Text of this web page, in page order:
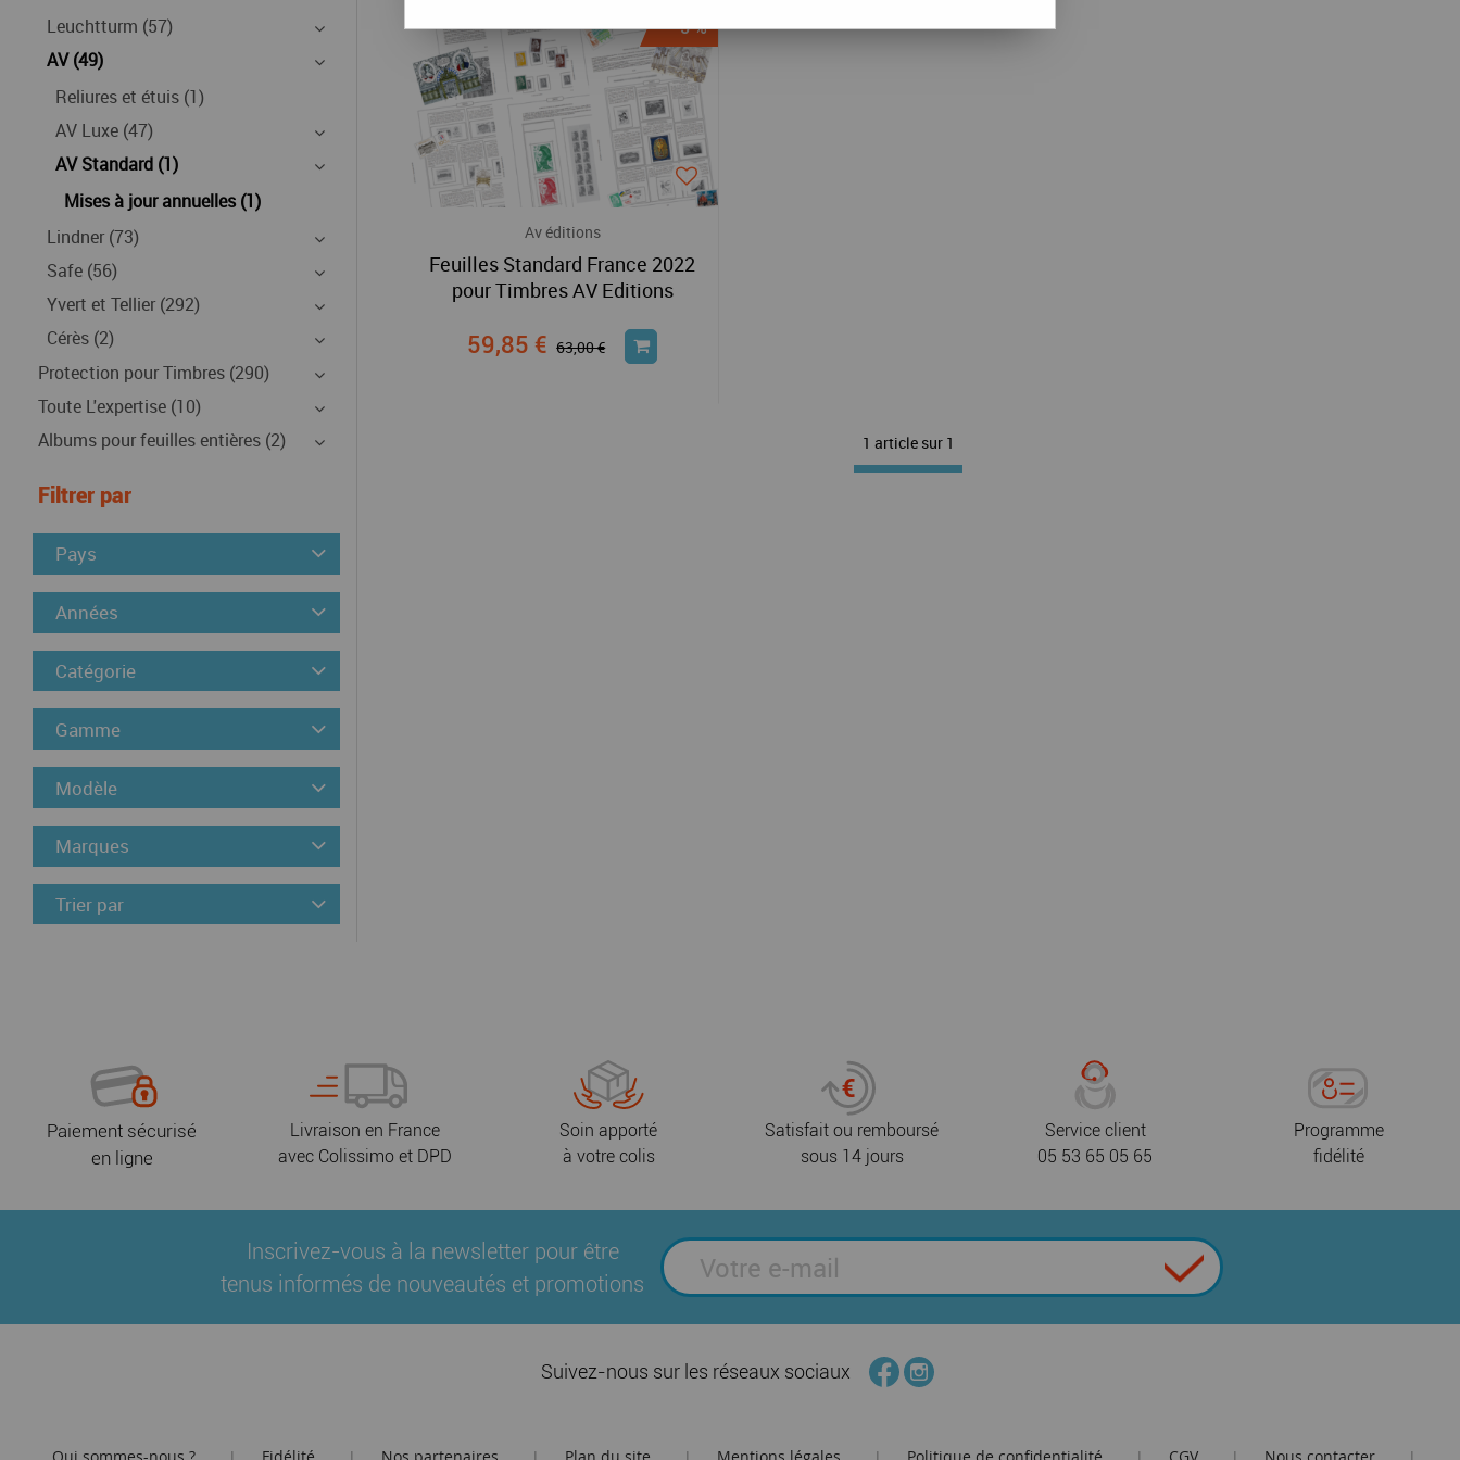
Leuchtturm (57)
AV (49)
Reliures et étuis (1)
AV Luxe (47)
AV Standard (1)
Mises à jour annuelles (1)
Lindner (73)
Safe (56)
Yvert et Tellier (292)
Cérès (2)
Protection pour Timbres (290)
Toute L'expertise (10)
Albums pour feuilles entières (2)
Filtrer par
Pays
Années
Catégorie
Gamme
Modèle
Marques
Trier par
-5 %
Av éditions
Feuilles Standard France 2022
pour Timbres AV Editions
59,85 € 63,00 €
1 article sur 1
Paiement sécurisé
en ligne
Livraison en France
avec Colissimo et DPD
Soin apporté
à votre colis
Satisfait ou remboursé
sous 14 jours
Service client
05 53 65 05 65
Programme
fidélité
Inscrivez-vous à la newsletter pour être
tenus informés de nouveautés et promotions
Suivez-nous sur les réseaux sociaux